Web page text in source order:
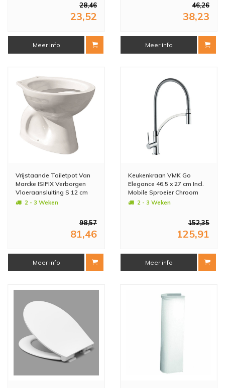
28,46
23,52
Meer info
46,26
38,23
Meer info
Vrijstaande Toiletpot Van
Marcke ISIFIX Verborgen
Vloeraansluiting S 12 cm
Wit2 - 3 Weken
98,57
81,46
Meer info
Keukenkraan VMK Go
Elegance 46,5 x 27 cm Incl.
Mobile Sproeier Chroom
2 - 3 Weken
152,35
125,91
Meer info